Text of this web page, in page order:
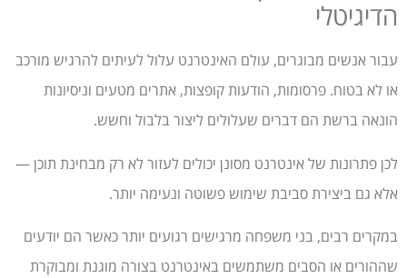
הדיגיטלי
עבור אנשים מבוגרים, עולם האינטרנט עלול לעיתים להרגיש מורכב
או לא בטוח. פרסומות, הודעות קופצות, אתרים מטעים וניסיונות
הונאה ברשת הם דברים שעלולים ליצור בלבול וחשש.
לכן פתרונות של אינטרנט מסונן יכולים לעזור לא רק מבחינת תוכן —
אלא גם ביצירת סביבת שימוש פשוטה ונעימה יותר.
במקרים רבים, בני משפחה מרגישים רגועים יותר כאשר הם יודעים
שההורים או הסבים משתמשים באינטרנט בצורה מוגנת ומבוקרת